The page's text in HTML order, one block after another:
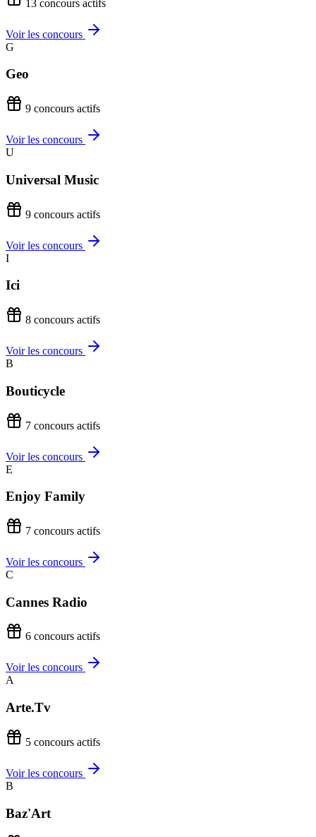
13 concours actifs
Voir les concours
G
Geo
9 concours actifs
Voir les concours
U
Universal Music
9 concours actifs
Voir les concours
I
Ici
8 concours actifs
Voir les concours
B
Bouticycle
7 concours actifs
Voir les concours
E
Enjoy Family
7 concours actifs
Voir les concours
C
Cannes Radio
6 concours actifs
Voir les concours
A
Arte.Tv
5 concours actifs
Voir les concours
B
Baz'Art